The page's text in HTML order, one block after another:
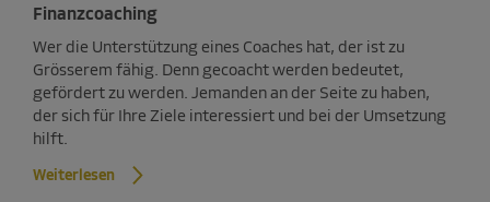
Finanzcoaching
Wer die Unterstützung eines Coaches hat, der ist zu
Grösserem fähig. Denn gecoacht werden bedeutet,
gefördert zu werden. Jemanden an der Seite zu haben,
der sich für Ihre Ziele interessiert und bei der Umsetzung
hilft.
Weiterlesen